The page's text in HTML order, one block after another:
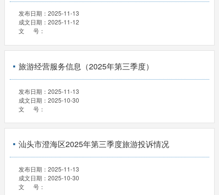
发布日期： 2025-11-13
成文日期： 2025-11-12
文 号：
旅游经营服务信息（2025年第三季度）
发布日期： 2025-11-13
成文日期： 2025-10-30
文 号：
汕头市澄海区2025年第三季度旅游投诉情况
发布日期： 2025-11-13
成文日期： 2025-10-30
文 号：